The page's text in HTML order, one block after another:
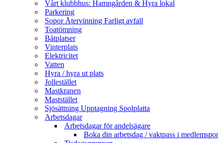
Vårt klubbhus: Hamngården & Hyra lokal
Parkering
Sopor Återvinning Farligt avfall
Toatömning
Båtplatser
Vinterplats
Elektricitet
Vatten
Hyra / hyra ut plats
Jollestället
Mastkranen
Maststället
Sjösättning Upptagning Spolplatta
Arbetsdagar
Arbetsdagar för andelsägare
Boka din arbetsdag / vaktpass i